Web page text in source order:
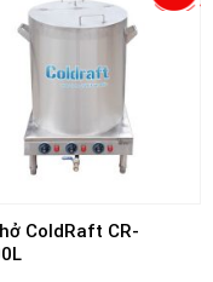
ColdRaft CR-